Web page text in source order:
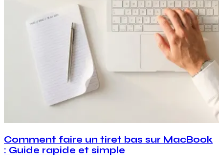
Comment faire un tiret bas sur MacBook
: Guide rapide et simple